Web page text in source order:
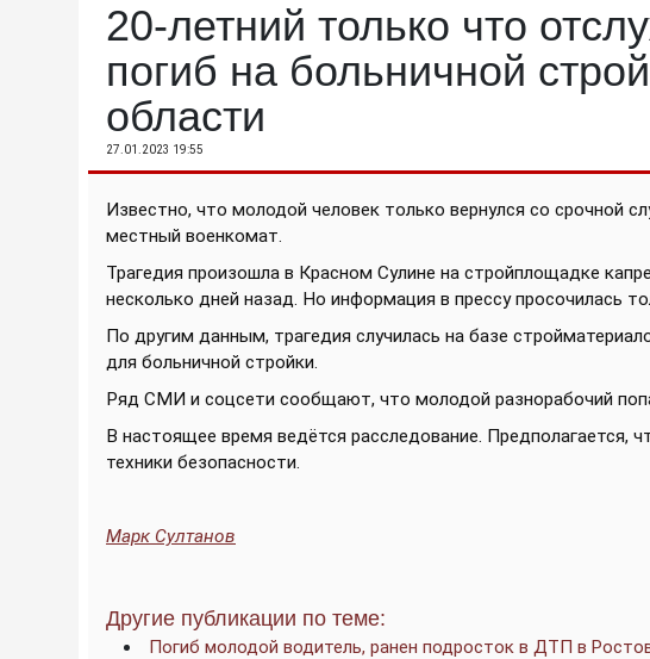
20-летний только что
погиб на больничной
области
27.01.2023 19:55
Известно, что молодой человек только вернулся со срочной
местный военкомат.
Трагедия произошла в Красном Сулине на стройплощадке
несколько дней назад. Но информация в прессу просочилась
По другим данным, трагедия случилась на базе
для больничной стройки.
Ряд СМИ и соцсети сообщают, что молодой разнорабочий
В настоящее время ведётся расследование. Предполагается,
техники безопасности.
Марк Султанов
Другие публикации по теме:
Погиб молодой водитель, ранен подросток в ДТП в